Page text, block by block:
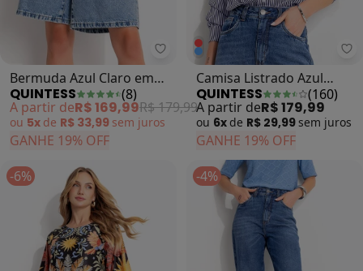
Quintess - Bermuda Azul Claro
Bermuda Azul Claro em
Jeans
QUINTESS (8)
A partir deR$ 169,99R$ 179,99
ou 5x de R$ 33,99 sem juros
GANHE 19% OFF
Camisa Listrado Azul
Marinho em Tecido de
Poliéster
QUINTESS (160)
A partir deR$ 179,99
ou 6x de R$ 29,99 sem juros
GANHE 19% OFF
-6%
-4%